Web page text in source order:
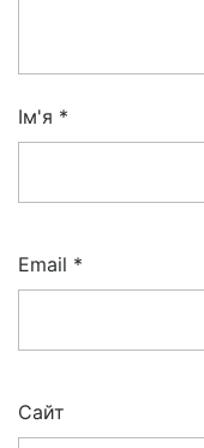
Ім'я *
Email *
Сайт